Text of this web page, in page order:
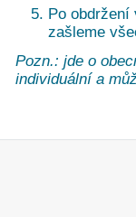
Po obdržení
zašleme
Pozn.: jde o
individuální a